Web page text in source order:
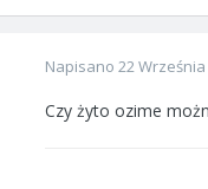
Napisano 22 Września
Czy żyto ozime